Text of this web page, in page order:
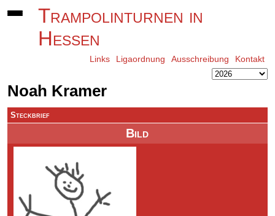
Trampolinturnen in
Hessen
Links Ligaordnung Ausschreibung Kontakt
Noah Kramer
Bild
Steckbrief